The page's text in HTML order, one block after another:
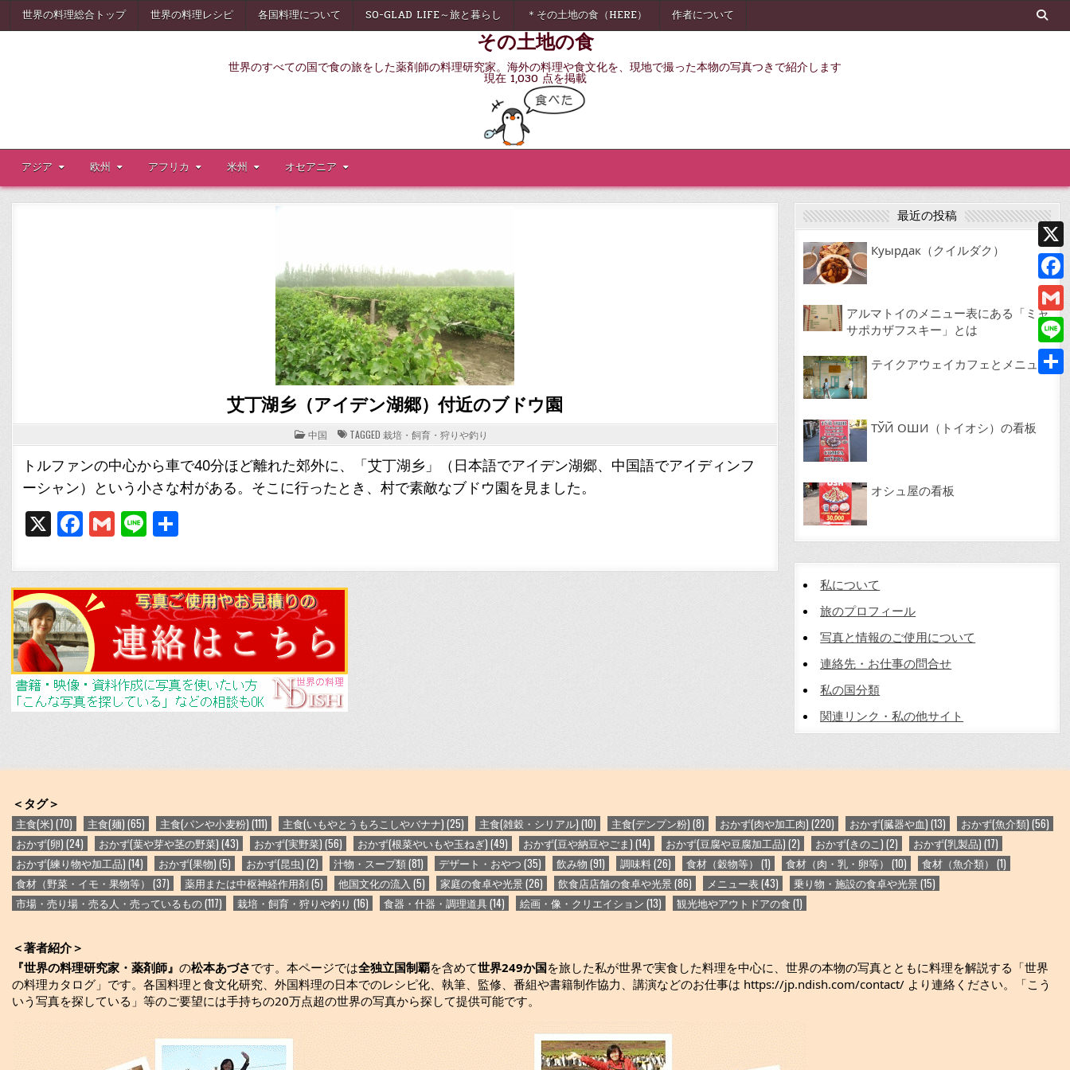
世界の料理総合トップ 世界の料理レシピ 各国料理について SO-GLAD LIFE～旅と暮らし ＊その土地の食（HERE） 作者について
その土地の食
世界のすべての国で食の旅をした薬剤師の料理研究家。海外の料理や食文化を、現地で撮った本物の写真つきで紹介します
現在 1,030 点を掲載
アジア 欧州 アフリカ 米州 オセアニア
艾丁湖乡（アイデン湖郷）付近のブドウ園
POSTED
IN
中国 TAGGED 栽培・飼育・狩りや釣り
トルファンの中心から車で40分ほど離れた郊外に、「艾丁湖乡」（日本語でアイデン湖郷、中国語でアイディンフ
ーシャン）という小さな村がある。そこに行ったとき、村で素敵なブドウ園を見ました。
X F
c
e
b
o
o
k
G
ai
l
Li
e
最近の投稿
Куырдак（クイルダク）
アルマトイのメニュー表にある「ミャ
サポカザフスキー」とは
テイクアウェイカフェとメニュー
ТЎЙ ОШИ（トイオシ）の看板
オシュ屋の看板
私について
旅のプロフィール
写真と情報のご使用について
連絡先・お仕事の問合せ
私の国分類
関連リンク・私の他サイト
＜タグ＞
主食(米) (70) 主食(麺) (65) 主食(パンや小麦粉) (111) 主食(いもやとうもろこしやバナナ) (25) 主食(雑穀・シリアル) (10) 主食(デンプン粉) (8) おかず(肉や加工肉) (220) おかず(臓器や血) (13) おかず(魚介類) (56)
おかず(卵) (24) おかず(葉や芽や茎の野菜) (43) おかず(実野菜) (56) おかず(根菜やいもや玉ねぎ) (49) おかず(豆や納豆やごま) (14) おかず(豆腐や豆腐加工品) (2) おかず(きのこ) (2) おかず(乳製品) (17)
おかず(練り物や加工品) (14) おかず(果物) (5) おかず(昆虫) (2) 汁物・スープ類(81) デザート・おやつ (35) 飲み物 (91) 調味料(26) 食材（穀物等） (1) 食材（肉・乳・卵等） (10) 食材（魚介類） (1)
食材（野菜・イモ・果物等） (37) 薬用または中枢神経作用剤(5) 他国文化の流入 (5) 家庭の食卓や光景(26) 飲食店店舗の食卓や光景(86) メニュー表(43) 乗り物・施設の食卓や光景(15)
市場・売り場・売る人・売っているもの(117) 栽培・飼育・狩りや釣り (16) 食器・什器・調理道具(14) 絵画・像・クリエイション (13) 観光地やアウトドアの食 (1)
＜著者紹介＞
『世界の料理研究家・薬剤師』 の松本あづさです。本ページでは全独立国制覇を含めて世界249か国を旅した私が世界で実食した料理を中心に、世界の本物の写真とともに料理を解説する「世界
の料理カタログ」です。各国料理と食文化研究、外国料理の日本でのレシピ化、執筆、監修、番組や書籍制作協力、講演などのお仕事は https://jp.ndish.com/contact/ より連絡ください。「こう
いう写真を探している」等のご要望には手持ちの20万点超の世界の写真から探して提供可能です。
X
Gmail
Line